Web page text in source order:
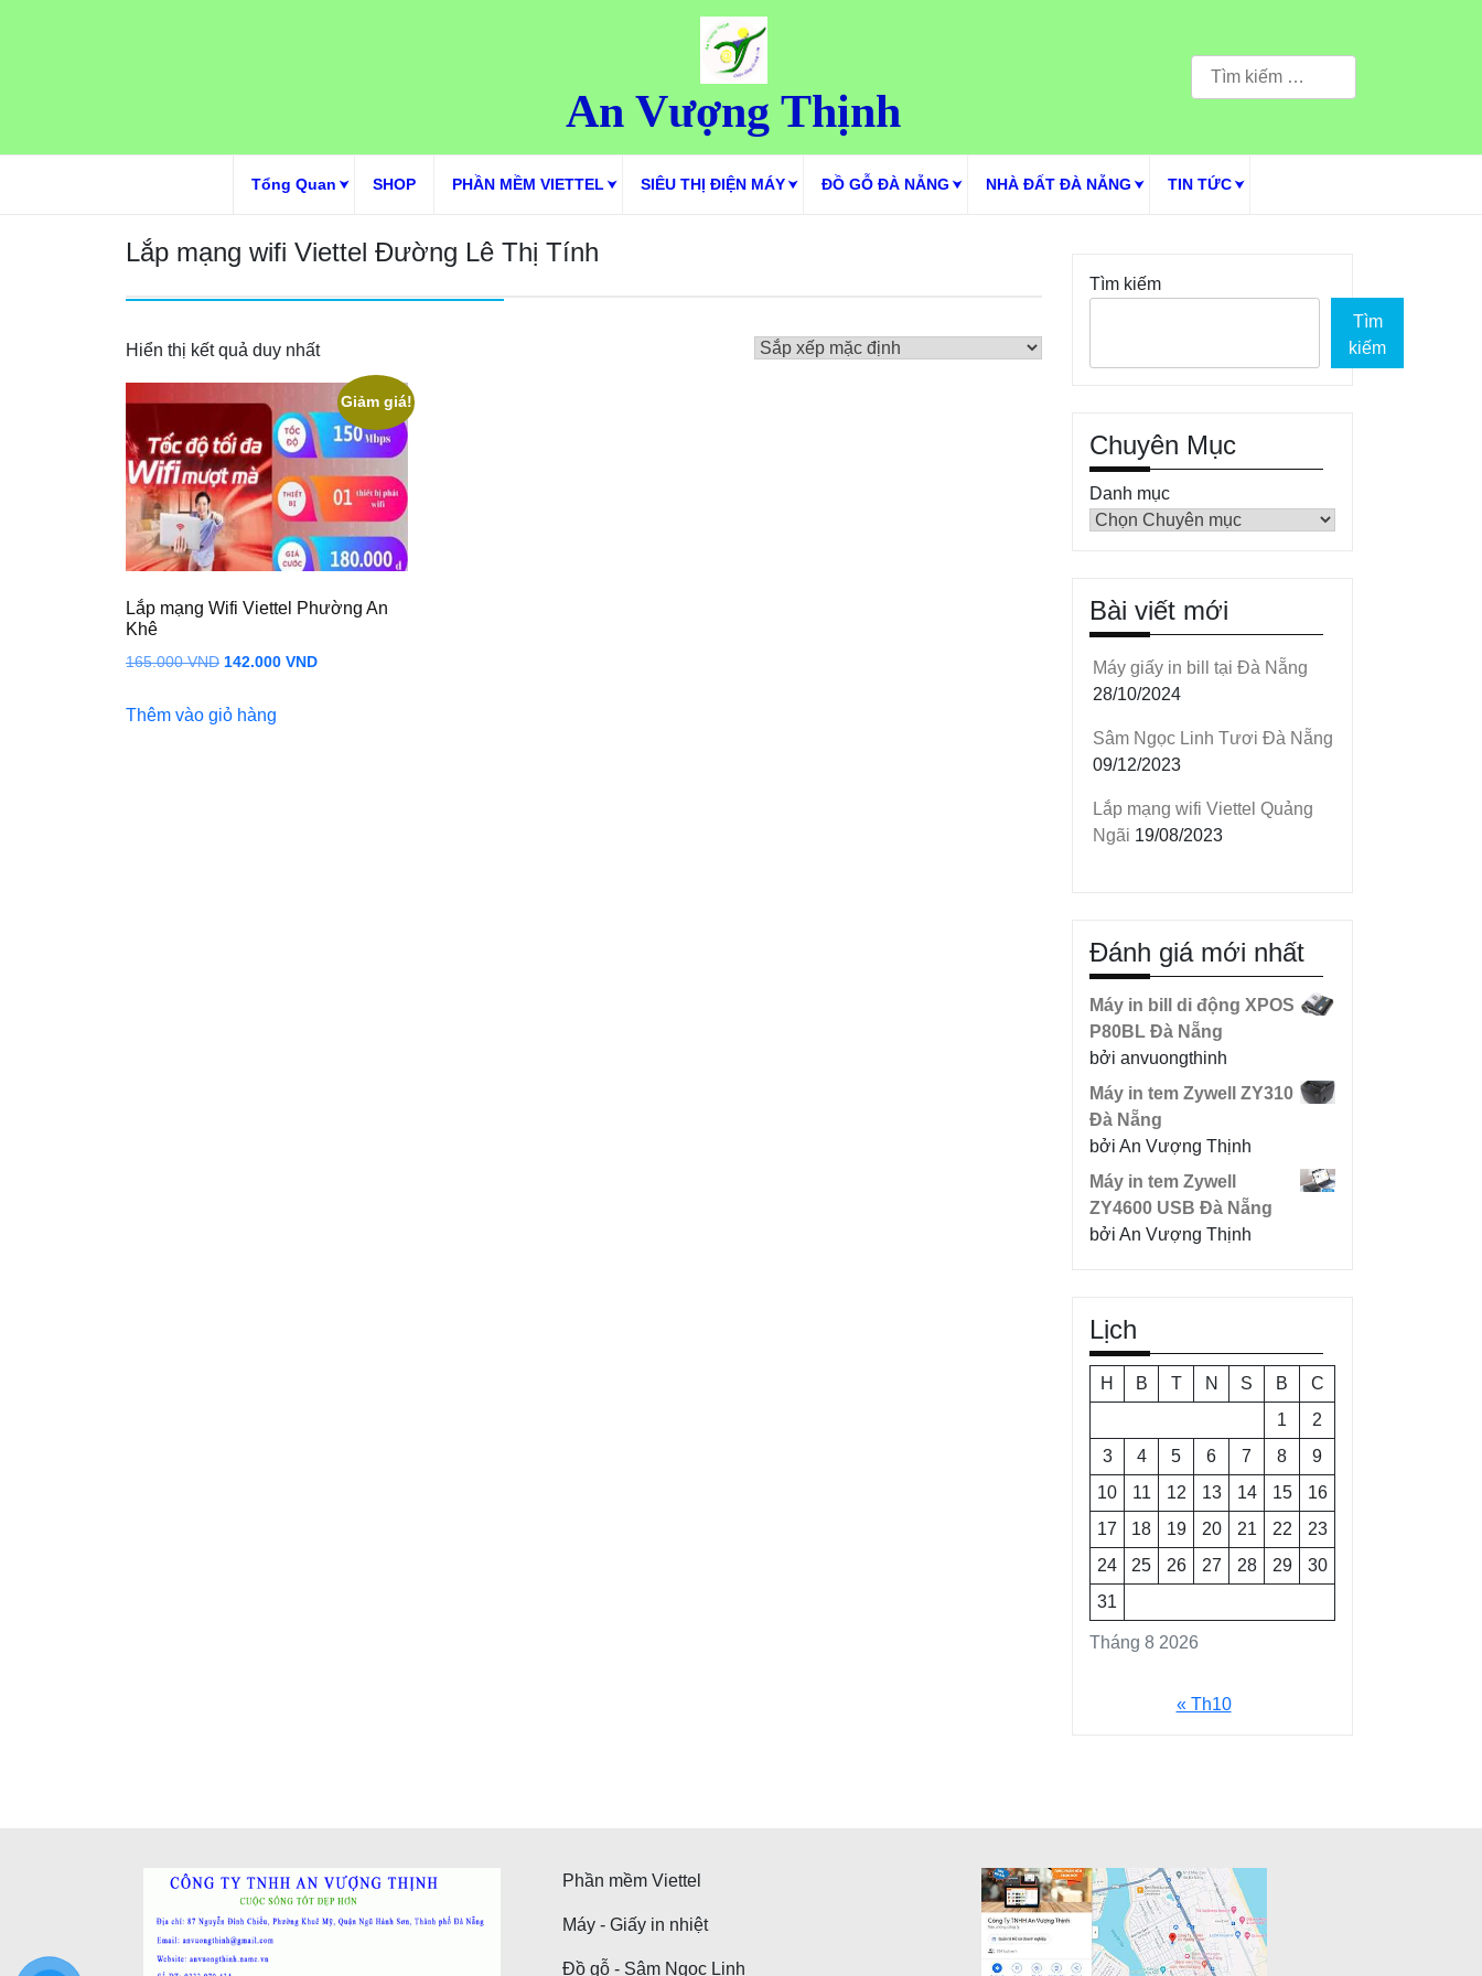
An Vượng Thịnh
Tìm
kiếm
Tổng Quan SHOP PHẦN MỀM VIETTEL SIÊU THỊ ĐIỆN MÁY ĐỒ GỖ ĐÀ NẴNG NHÀ ĐẤT ĐÀ NẴNG TIN TỨC
Lắp mạng wifi Viettel Đường Lê Thị Tính
Hiển thị kết quả duy nhất
Giảm giá!
Lắp mạng Wifi Viettel Phường An
Khê
165.000VND Giá
là:
142.000 VNDGiá
Thêm vào giỏ hàng
Tìm kiếm
Tìm
kiếm
Chuyên Mục
Danh mục
Bài viết mới
Máy giấy in bill tại Đà Nẵng
28/10/2024
Sâm Ngọc Linh Tươi Đà Nẵng
09/12/2023
Lắp mạng wifi Viettel Quảng
Ngãi 19/08/2023
Đánh giá mới nhất
Máy in bill di động XPOS
P80BL Đà Nẵng
bởi anvuongthinh
Máy in tem Zywell ZY310
Đà Nẵng
bởi An Vượng Thịnh
Máy in tem Zywell
ZY4600 USB Đà Nẵng
bởi An Vượng Thịnh
Lịch
Tháng 8 2026
H B T N S B
C
1
2
3
4 5 6 7 8
9
10
11 12 13 14 15
16
17
18 19 20 21 22
23
24
25 26 27 28 29
30
31
« Th10
Phần mềm Viettel
Máy - Giấy in nhiệt
Đồ gỗ - Sâm Ngọc Linh